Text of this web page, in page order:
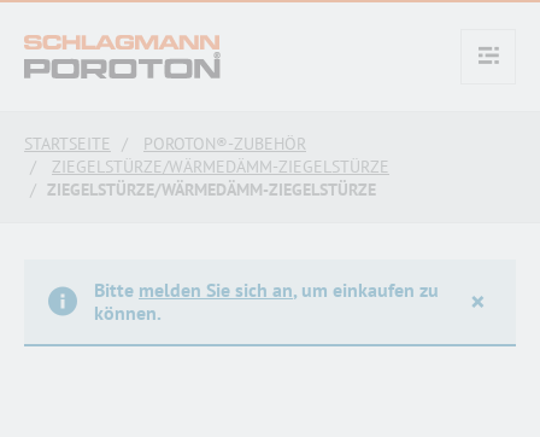
text.skipToContent
text.skipToNavigation
STARTSEITE
POROTON®-ZUBEHÖR
ZIEGELSTÜRZE/WÄRMEDÄMM-ZIEGELSTÜRZE
ZIEGELSTÜRZE/WÄRMEDÄMM-ZIEGELSTÜRZE
Bitte melden Sie sich an, um einkaufen zu
können.
×